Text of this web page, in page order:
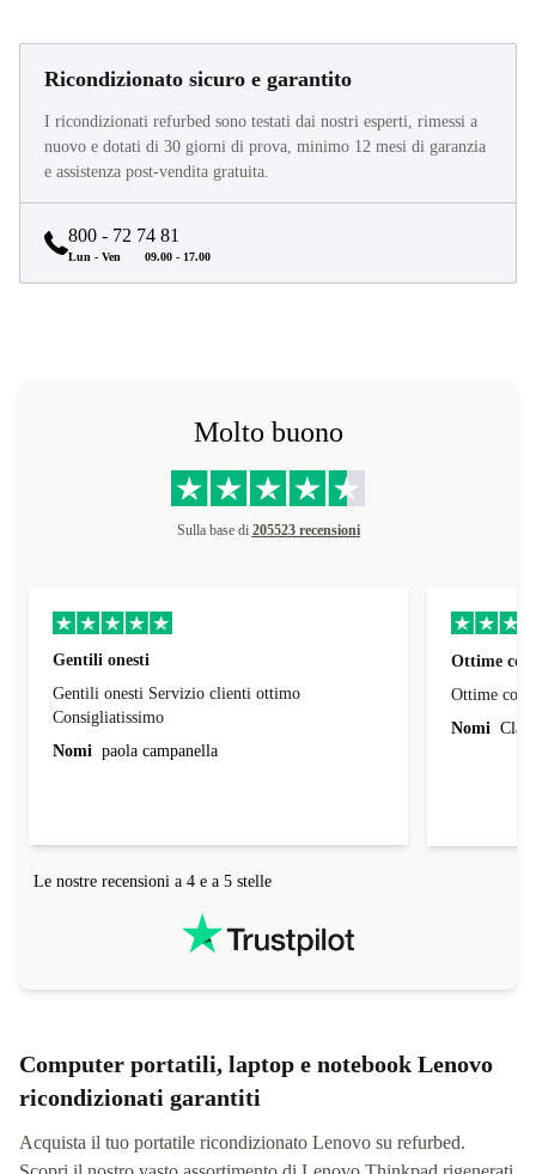
Ricondizionato sicuro e garantito
I ricondizionati refurbed sono testati dai nostri esperti, rimessi a
nuovo e dotati di 30 giorni di prova, minimo 12 mesi di garanzia
e assistenza post-vendita gratuita.
800 - 72 74 81
Lun - Ven 09.00 - 17.00
Molto buono
Sulla base di 205523 recensioni
Gentili onesti
Gentili onesti Servizio clienti ottimo
Consigliatissimo
Nomi paola campanella
Ottime
Ottime
Nomi
Le nostre recensioni a 4 e a 5 stelle
Computer portatili, laptop e notebook Lenovo
ricondizionati garantiti
Acquista il tuo portatile ricondizionato Lenovo su refurbed.